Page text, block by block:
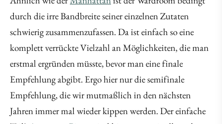
durch die irre Bandbreite seiner einzelnen Zutaten
schwierig zusammenzufassen. Da ist einfach so eine
komplett verrückte Vielzahl an Möglichkeiten, die man
erstmal ergründen müsste, bevor man eine finale
Empfehlung abgibt. Ergo hier nur die semifinale
Empfehlung, die wir mutmaßlich in den nächsten
Jahren immer mal wieder kippen werden. Der einfache